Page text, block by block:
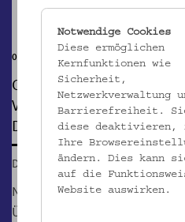
Pause
04.09.2014, 19 Uhr
CHINESISCHE
OLKSKUNDEMUSEUM
Dongdong Fan Moving
Do, 04.09.2014, 19:00
Nora Amélie Sahr,
Überzeugung, verbrachte ein
Notwendige Cookies
Diese ermöglichen
Kernfunktionen wie
Sicherheit,
Netzwerkverwaltung
Barrierefreiheit. Sie
diese deaktivieren,
Ihre
ändern. Dies kann
auf die
Website auswirken.